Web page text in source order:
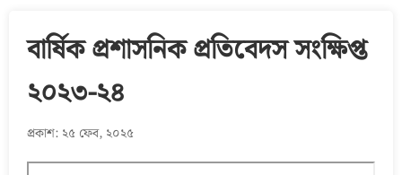
বার্ষিক প্রশাসনিক প্রতিবেদস সংক্ষিপ্ত
২০২৩-২৪
প্রকাশ: ২৫ ফেব, ২০২৫